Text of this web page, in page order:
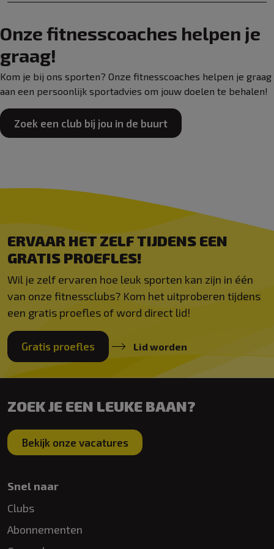
Onze fitnesscoaches helpen je
graag!
Kom je bij ons sporten? Onze fitnesscoaches helpen je graag
aan een persoonlijk sportadvies om jouw doelen te behalen!
Zoek een club bij jou in de buurt
ERVAAR HET ZELF TIJDENS EEN
GRATIS PROEFLES!
Wil je zelf ervaren hoe leuk sporten kan zijn in één
van onze fitnessclubs? Kom het uitproberen tijdens
een gratis proefles of word direct lid!
Gratis proefles Lid worden
ZOEK JE EEN LEUKE BAAN?
Bekijk onze vacatures
Snel naar
Clubs
Abonnementen